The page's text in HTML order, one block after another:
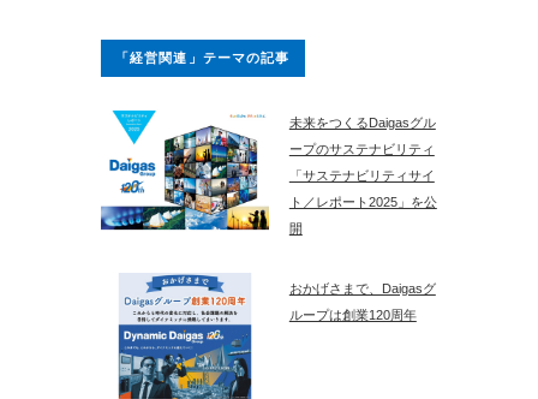
「経営関連」テーマの記事
未来をつくるDaigasグル
ープのサステナビリティ
「サステナビリティサイ
ト／レポート2025」を公
開
おかげさまで、Daigasグ
ループは創業120周年